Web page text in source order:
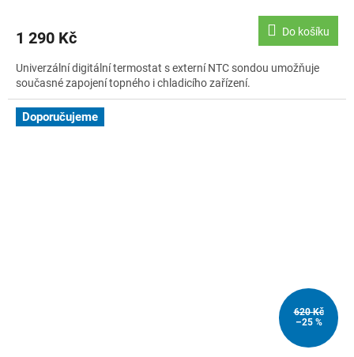
1 290 Kč Do košíku
Univerzální digitální termostat s externí NTC sondou umožňuje
současné zapojení topného i chladicího zařízení.
Doporučujeme
620 Kč
–25 %